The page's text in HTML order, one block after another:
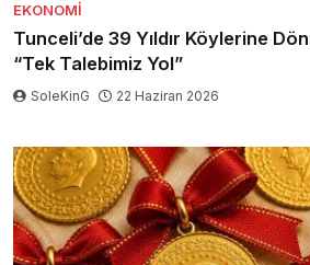
EKONOMI
Tunceli’de 39 Yıldır Köylerine
“Tek Talebimiz Yol”
SoleKinG 22 Haziran 2026